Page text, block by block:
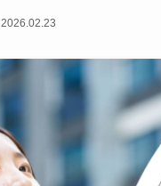
2026.02.23